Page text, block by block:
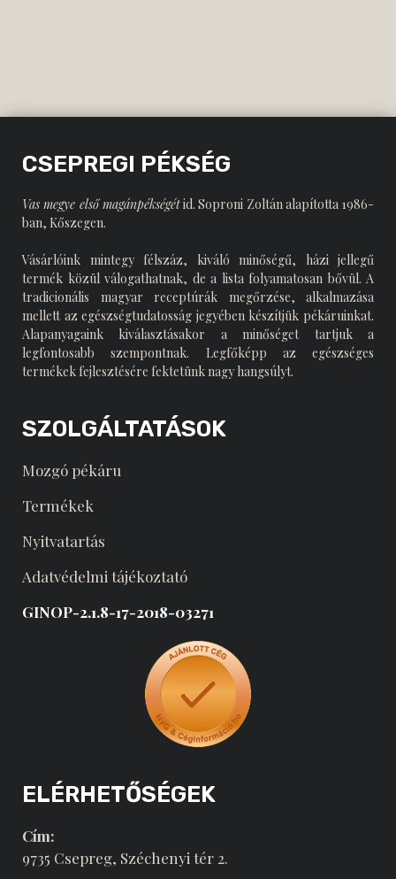
CSEPREGI PÉKSÉG
Vas megye első magánpékségétid. Soproni Zoltán alapította 1986-
ban, Kőszegen.
Vásárlóink mintegy félszáz, kiváló minőségű, házi jellegű
termék közül válogathatnak, de a lista folyamatosan bővül. A
tradicionális magyar receptúrák megőrzése, alkalmazása
mellett az egészségtudatosság jegyében készítjük pékáruinkat.
Alapanyagaink kiválasztásakor a minőséget tartjuk a
legfontosabb szempontnak. Legfőképp az egészséges
termékek fejlesztésére fektetünk nagy hangsúlyt.
SZOLGÁLTATÁSOK
Mozgó pékáru
Termékek
Nyitvatartás
Adatvédelmi tájékoztató
GINOP-2.1.8-17-2018-03271
ELÉRHETŐSÉGEK
Cím:
9735 Csepreg, Széchenyi tér 2.